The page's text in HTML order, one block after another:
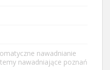
nawadnianie
nawadniające poznań